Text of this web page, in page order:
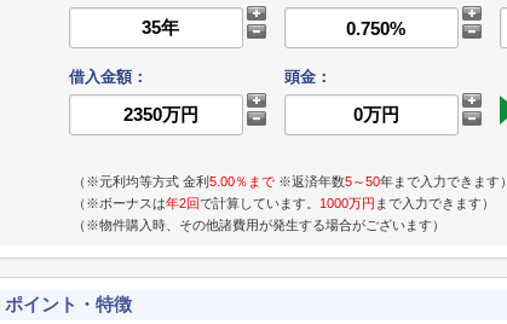
借入金額：
頭金：
（※元利均等方式 金利5.00％まで ※返済年数5～50年まで入力できます）
（※ボーナスは年2回で計算しています。 1000万円 まで入力できます）
（※物件購入時、その他諸費用が発生する場合がございます）
ポイント・特徴